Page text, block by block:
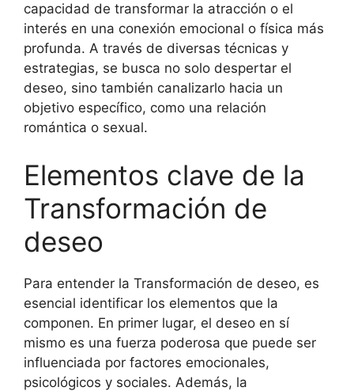
capacidad de transformar la atracción o el
interés en una conexión emocional o física más
profunda. A través de diversas técnicas y
estrategias, se busca no solo despertar el
deseo, sino también canalizarlo hacia un
objetivo específico, como una relación
romántica o sexual.
Elementos clave de la
Transformación de
deseo
Para entender la Transformación de deseo, es
esencial identificar los elementos que la
componen. En primer lugar, el deseo en sí
mismo es una fuerza poderosa que puede ser
influenciada por factores emocionales,
psicológicos y sociales. Además, la